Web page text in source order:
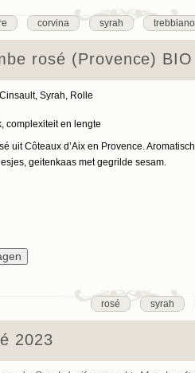
corvina syrah trebbiano
rosé (Provence) BIO
Syrah, Rolle
complexiteit en lengte
uit Côteaux d’Aix en Provence.
geitenkaas met gegrilde sesam.
rosé syrah
2023